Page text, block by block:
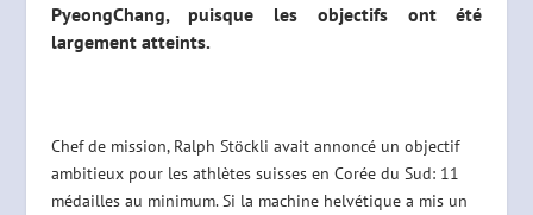
PyeongChang, puisque les objectifs ont été
largement atteints.
Chef de mission, Ralph Stöckli avait annoncé un objectif
ambitieux pour les athlètes suisses en Corée du Sud: 11
médailles au minimum. Si la machine helvétique a mis un